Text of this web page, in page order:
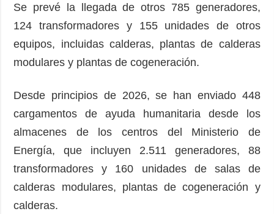
Se prevé la llegada de otros 785 generadores,
124 transformadores y 155 unidades de otros
equipos, incluidas calderas, plantas de calderas
modulares y plantas de cogeneración.
Desde principios de 2026, se han enviado 448
cargamentos de ayuda humanitaria desde los
almacenes de los centros del Ministerio de
Energía, que incluyen 2.511 generadores, 88
transformadores y 160 unidades de salas de
calderas modulares, plantas de cogeneración y
calderas.